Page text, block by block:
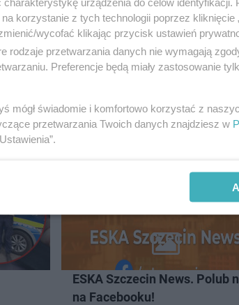
ESKA Szczecin News. Polub
na Facebooku!
korzystanie z tych technologii poprzez kliknięcie
wycofać klikając przycisk ustawień
rodzaje przetwarzania danych nie wymagają
Preferencje będą miały zastosowanie
mógł świadomie i komfortowo korzystać z
przetwarzania Twoich danych znajdziesz w